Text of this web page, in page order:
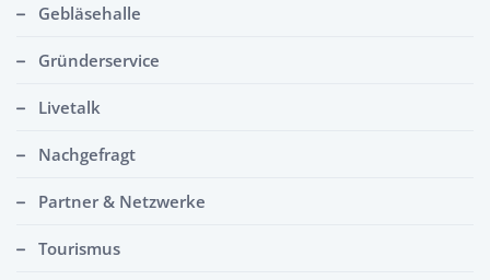
Gebläsehalle
Gründerservice
Livetalk
Nachgefragt
Partner & Netzwerke
Tourismus